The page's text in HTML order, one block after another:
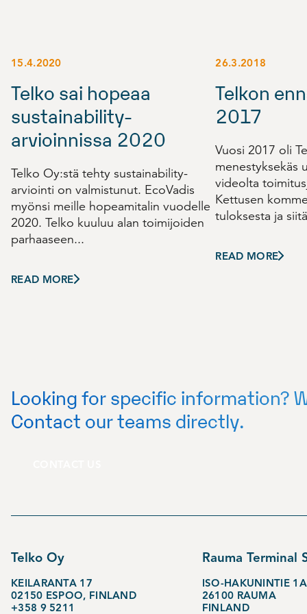
15.4.2020
Telko sai hopeaa
sustainability-
arvioinnissa 2020
Telko Oy:stä tehty sustainability-
arviointi on valmistunut. EcoVadis
myönsi meille hopeamitalin vuodelle
2020. Telko kuuluu alan toimijoiden
parhaaseen...
READ MORE
26.3.2018
Telkon
2017
Vuosi 2017 oli
menestyksekäs
videolta
Kettusen
tuloksesta ja
READ MORE
Looking for specific information?
Contact our teams directly.
Telko Oy
KEILARANTA 17
02150 ESPOO, FINLAND
+358 9 5211
Rauma Terminal
ISO-HAKUNINTIE 1A
26100 RAUMA
FINLAND